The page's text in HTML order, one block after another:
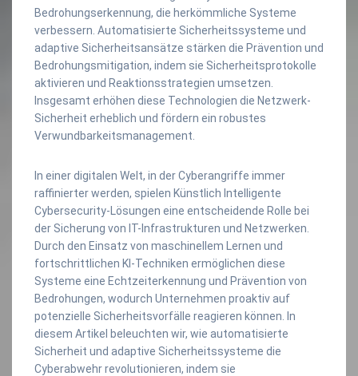
Bedrohungserkennung, die herkömmliche Systeme
verbessern. Automatisierte Sicherheitssysteme und
adaptive Sicherheitsansätze stärken die Prävention und
Bedrohungsmitigation, indem sie Sicherheitsprotokolle
aktivieren und Reaktionsstrategien umsetzen.
Insgesamt erhöhen diese Technologien die Netzwerk-
Sicherheit erheblich und fördern ein robustes
Verwundbarkeitsmanagement.
In einer digitalen Welt, in der Cyberangriffe immer
raffinierter werden, spielen Künstlich Intelligente
Cybersecurity-Lösungen eine entscheidende Rolle bei
der Sicherung von IT-Infrastrukturen und Netzwerken.
Durch den Einsatz von maschinellem Lernen und
fortschrittlichen KI-Techniken ermöglichen diese
Systeme eine Echtzeiterkennung und Prävention von
Bedrohungen, wodurch Unternehmen proaktiv auf
potenzielle Sicherheitsvorfälle reagieren können. In
diesem Artikel beleuchten wir, wie automatisierte
Sicherheit und adaptive Sicherheitssysteme die
Cyberabwehr revolutionieren, indem sie